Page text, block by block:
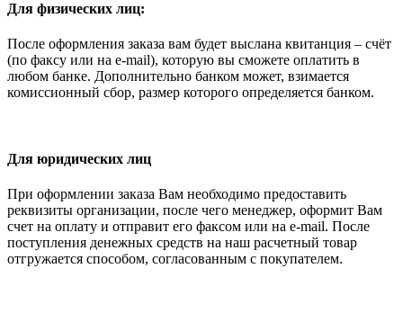
Для физических лиц:
После оформления заказа вам будет выслана квитанция – счёт
(по факсу или на e-mail), которую вы сможете оплатить в
любом банке. Дополнительно банком может, взимается
комиссионный сбор, размер которого определяется банком.
Для юридических лиц
При оформлении заказа Вам необходимо предоставить
реквизиты организации, после чего менеджер, оформит Вам
счет на оплату и отправит его факсом или на e-mail. После
поступления денежных средств на наш расчетный товар
отгружается способом, согласованным с покупателем.